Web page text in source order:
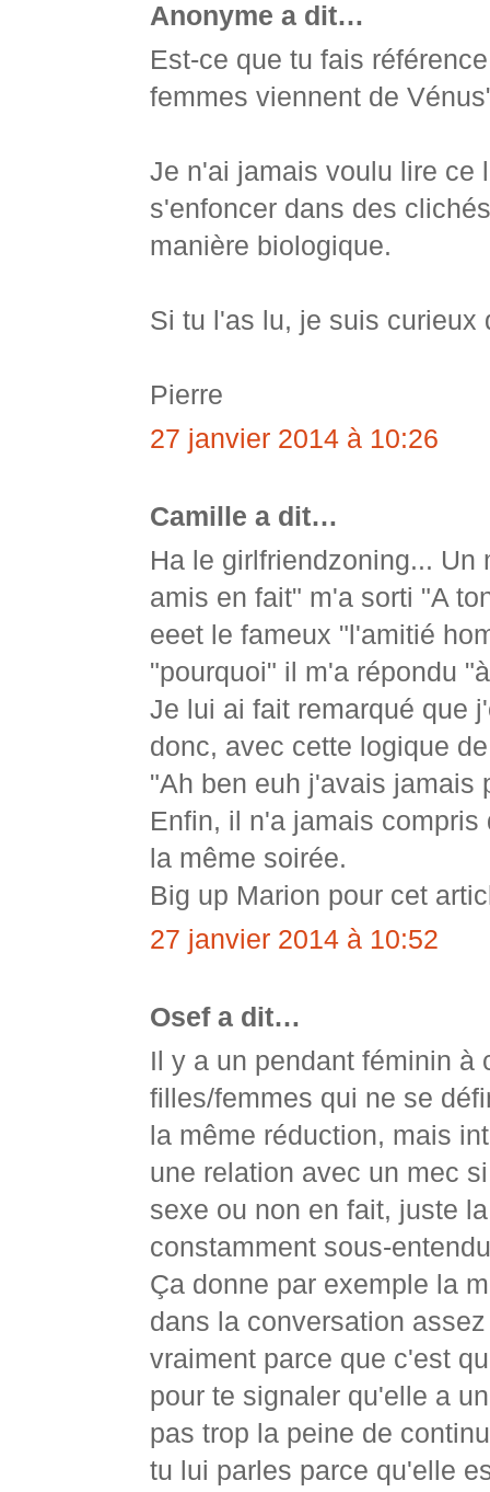
Anonyme a dit…
Est-ce que tu fais
femmes viennent de
Je n'ai jamais voulu lire ce
s'enfoncer dans des
manière biologique.
Si tu l'as lu, je suis curieux
Pierre
27 janvier 2014 à 10:26
Camille a dit…
Ha le girlfriendzoning...
amis en fait" m'a sorti "A
eeet le fameux "l'amitié
"pourquoi" il m'a répondu
Je lui ai fait remarqué que
donc, avec cette logique
"Ah ben euh j'avais jamais
Enfin, il n'a jamais
la même soirée.
Big up Marion pour cet
27 janvier 2014 à 10:52
Osef a dit…
Il y a un pendant féminin à
filles/femmes qui ne se
la même réduction, mais
une relation avec un mec
sexe ou non en fait, juste
constamment sous-
Ça donne par exemple la
dans la conversation
vraiment parce que c'est
pour te signaler qu'elle a
pas trop la peine de
tu lui parles parce qu'elle